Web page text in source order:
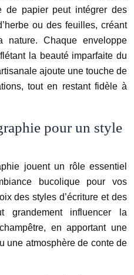
de papier peut intégrer des
ou des feuilles, créant
Chaque enveloppe
la beauté imparfaite du
ajoute une touche de
tout en restant fidèle à
pour un style
jouent un rôle essentiel
bucolique pour vos
des styles d’écriture et des
grandement influencer la
en apportant une
une atmosphère de conte de